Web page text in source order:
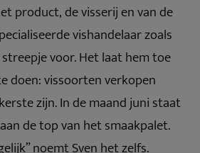
product, de visserij en van de
vishandelaar zoals
voor. Het laat hem toe
doen: vissoorten verkopen
zijn. In de maand juni staat
de top van het smaakpalet.
noemt Sven het zelfs.